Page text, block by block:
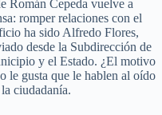
Román Cepeda vuelve a
romper relaciones con el
ha sido Alfredo Flores,
desde la Subdirección de
y el Estado. ¿El motivo
le gusta que le hablen al oído
ciudadanía.